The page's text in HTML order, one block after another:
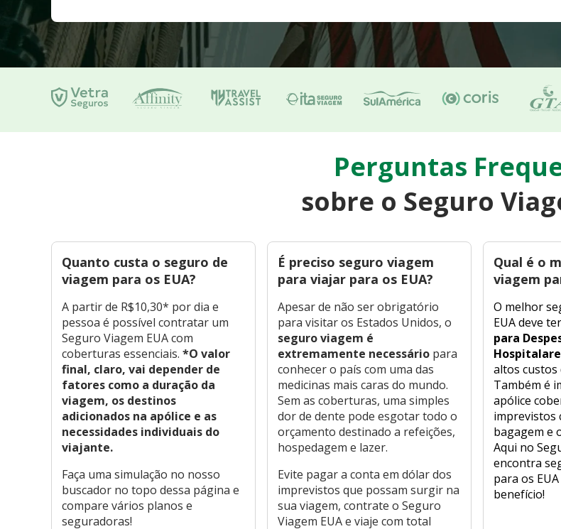
Perguntas
sobre o Seguro
Quanto custa o seguro de
viagem para os EUA?
A partir de R$10,30* por dia e
pessoa é possível contratar um
Seguro Viagem EUA com
coberturas essenciais.*O valor
final, claro, vai depender de
fatores como a duração da
viagem, os destinos
adicionados na apólice e as
necessidades individuais do
viajante.
Faça uma simulação no nosso
buscador no topo dessa página e
compare vários planos e
seguradoras!
É preciso seguro viagem
para viajar para os EUA?
Apesar de não ser obrigatório
para visitar os Estados Unidos, o
seguro viagem é
extremamente necessário para
conhecer o país com uma das
medicinas mais caras do mundo.
Sem as coberturas, uma simples
dor de dente pode esgotar todo o
orçamento destinado a refeições,
hospedagem e lazer.
Evite pagar a conta em dólar dos
imprevistos que possam surgir na
sua viagem, contrate o Seguro
Viagem EUA e viaje com total
Qual é o
viagem
O melhor
EUA deve ter
para
altos custos
Também é
apólice
imprevistos
bagagem e
Aqui no
encontra
para os
benefício!